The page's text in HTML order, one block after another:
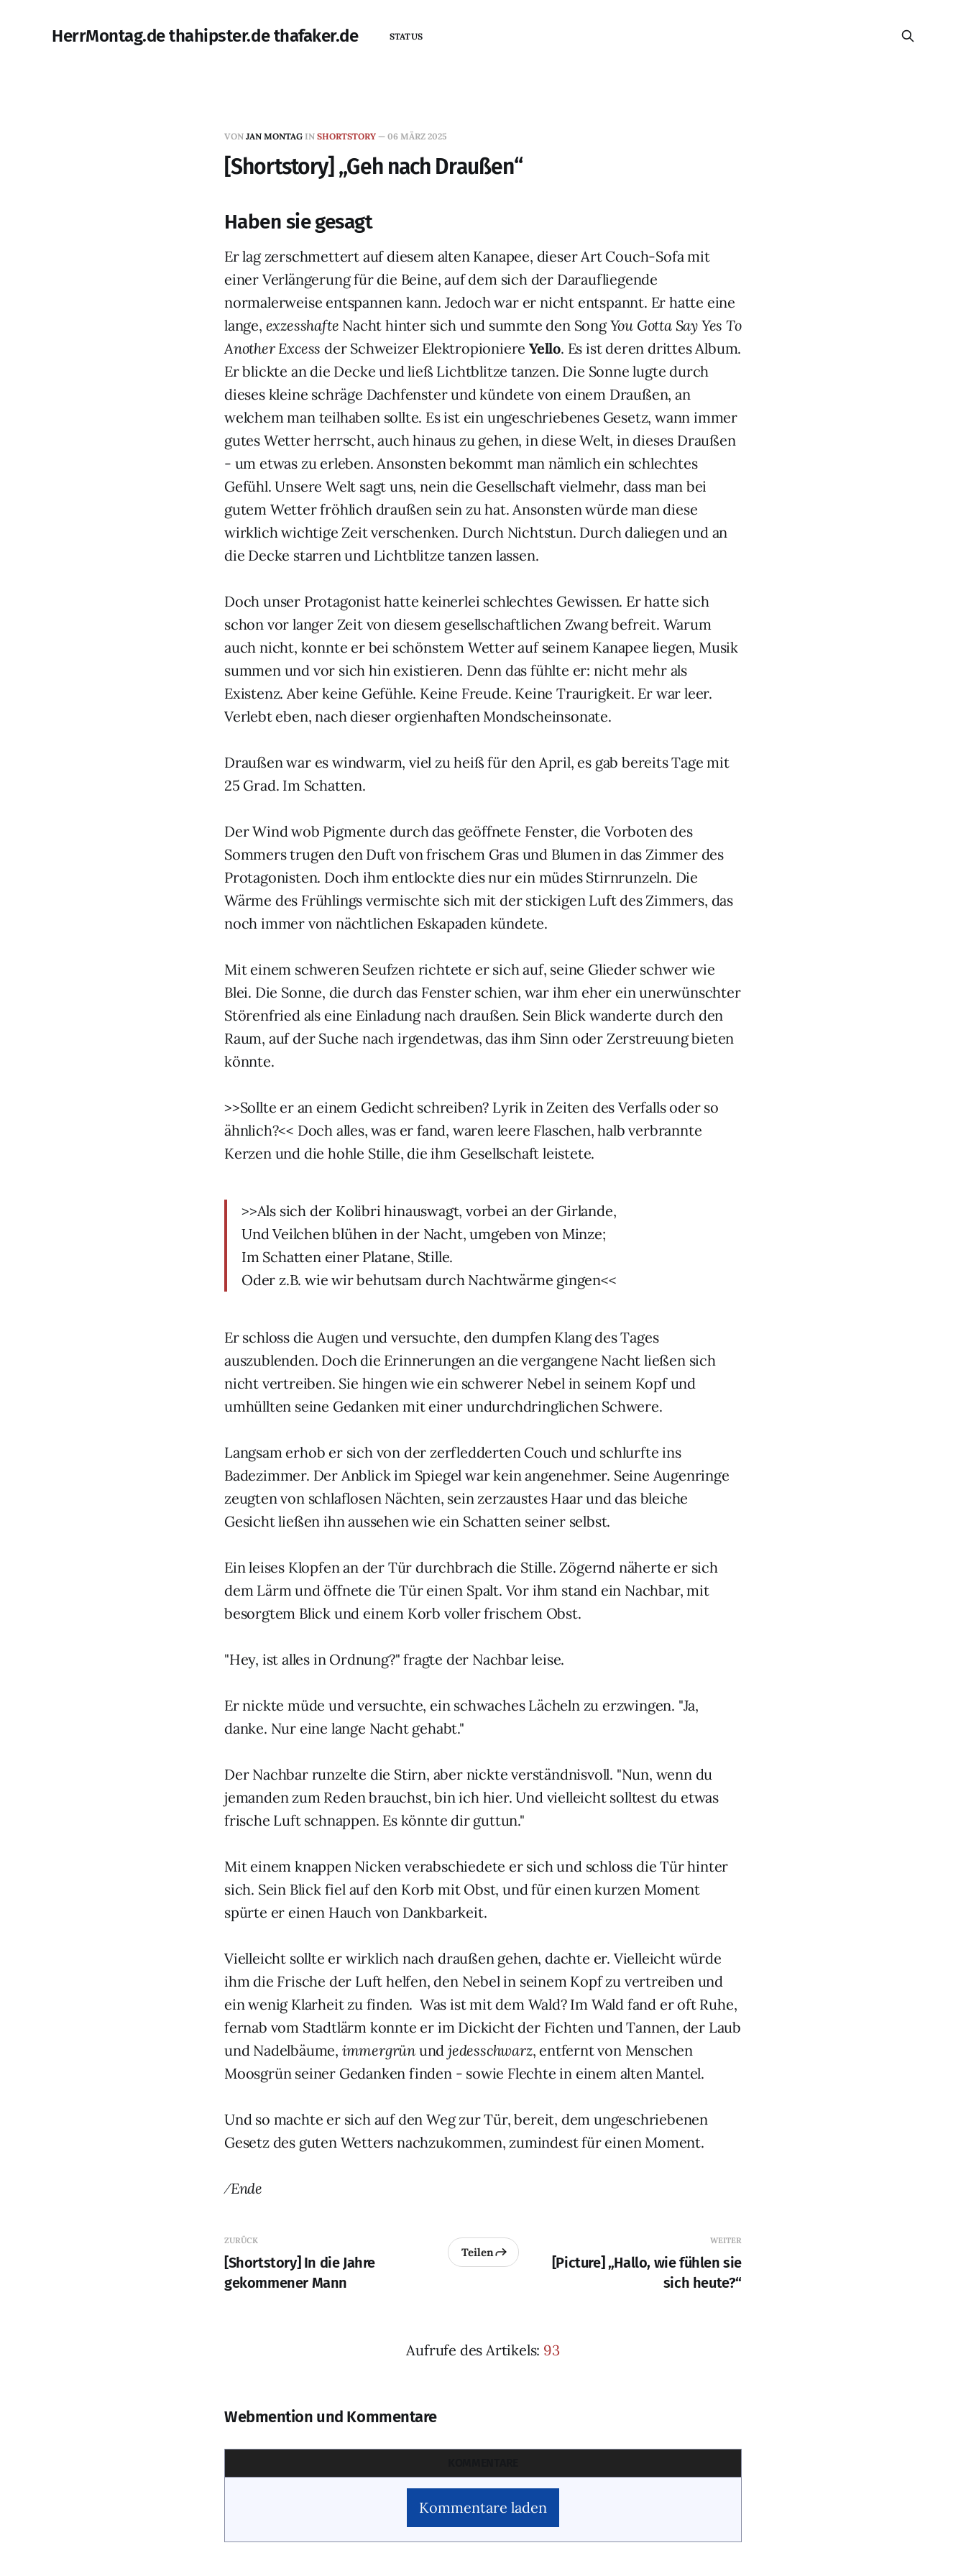
HerrMontag.de thahipster.de thafaker.de STATUS
VON JAN MONTAG IN SHORTSTORY — 06 MÄRZ 2025
[Shortstory] „Geh nach Draußen“
Haben sie gesagt
Er lag zerschmettert auf diesem alten Kanapee, dieser Art Couch-Sofa mit
einer Verlängerung für die Beine, auf dem sich der Daraufliegende
normalerweise entspannen kann. Jedoch war er nicht entspannt. Er hatte eine
lange, exzesshafte Nacht hinter sich und summte den SongYou Gotta Say Yes To
Another Excess der Schweizer ElektropioniereYello. Es ist deren drittes Album.
Er blickte an die Decke und ließ Lichtblitze tanzen. Die Sonne lugte durch
dieses kleine schräge Dachfenster und kündete von einem Draußen, an
welchem man teilhaben sollte. Es ist ein ungeschriebenes Gesetz, wann immer
gutes Wetter herrscht, auch hinaus zu gehen, in diese Welt, in dieses Draußen
- um etwas zu erleben. Ansonsten bekommt man nämlich ein schlechtes
Gefühl. Unsere Welt sagt uns, nein die Gesellschaft vielmehr, dass man bei
gutem Wetter fröhlich draußen sein zu hat. Ansonsten würde man diese
wirklich wichtige Zeit verschenken. Durch Nichtstun. Durch daliegen und an
die Decke starren und Lichtblitze tanzen lassen.
Doch unser Protagonist hatte keinerlei schlechtes Gewissen. Er hatte sich
schon vor langer Zeit von diesem gesellschaftlichen Zwang befreit. Warum
auch nicht, konnte er bei schönstem Wetter auf seinem Kanapee liegen, Musik
summen und vor sich hin existieren. Denn das fühlte er: nicht mehr als
Existenz. Aber keine Gefühle. Keine Freude. Keine Traurigkeit. Er war leer.
Verlebt eben, nach dieser orgienhaften Mondscheinsonate.
Draußen war es windwarm, viel zu heiß für den April, es gab bereits Tage mit
25 Grad. Im Schatten.
Der Wind wob Pigmente durch das geöffnete Fenster, die Vorboten des
Sommers trugen den Duft von frischem Gras und Blumen in das Zimmer des
Protagonisten. Doch ihm entlockte dies nur ein müdes Stirnrunzeln. Die
Wärme des Frühlings vermischte sich mit der stickigen Luft des Zimmers, das
noch immer von nächtlichen Eskapaden kündete.
Mit einem schweren Seufzen richtete er sich auf, seine Glieder schwer wie
Blei. Die Sonne, die durch das Fenster schien, war ihm eher ein unerwünschter
Störenfried als eine Einladung nach draußen. Sein Blick wanderte durch den
Raum, auf der Suche nach irgendetwas, das ihm Sinn oder Zerstreuung bieten
könnte.
>>Sollte er an einem Gedicht schreiben? Lyrik in Zeiten des Verfalls oder so
ähnlich?<< Doch alles, was er fand, waren leere Flaschen, halb verbrannte
Kerzen und die hohle Stille, die ihm Gesellschaft leistete.
>>Als sich der Kolibri hinauswagt, vorbei an der Girlande,
Und Veilchen blühen in der Nacht, umgeben von Minze;
Im Schatten einer Platane, Stille.
Oder z.B. wie wir behutsam durch Nachtwärme gingen<<
Er schloss die Augen und versuchte, den dumpfen Klang des Tages
auszublenden. Doch die Erinnerungen an die vergangene Nacht ließen sich
nicht vertreiben. Sie hingen wie ein schwerer Nebel in seinem Kopf und
umhüllten seine Gedanken mit einer undurchdringlichen Schwere.
Langsam erhob er sich von der zerfledderten Couch und schlurfte ins
Badezimmer. Der Anblick im Spiegel war kein angenehmer. Seine Augenringe
zeugten von schlaflosen Nächten, sein zerzaustes Haar und das bleiche
Gesicht ließen ihn aussehen wie ein Schatten seiner selbst.
Ein leises Klopfen an der Tür durchbrach die Stille. Zögernd näherte er sich
dem Lärm und öffnete die Tür einen Spalt. Vor ihm stand ein Nachbar, mit
besorgtem Blick und einem Korb voller frischem Obst.
"Hey, ist alles in Ordnung?" fragte der Nachbar leise.
Er nickte müde und versuchte, ein schwaches Lächeln zu erzwingen. "Ja,
danke. Nur eine lange Nacht gehabt."
Der Nachbar runzelte die Stirn, aber nickte verständnisvoll. "Nun, wenn du
jemanden zum Reden brauchst, bin ich hier. Und vielleicht solltest du etwas
frische Luft schnappen. Es könnte dir guttun."
Mit einem knappen Nicken verabschiedete er sich und schloss die Tür hinter
sich. Sein Blick fiel auf den Korb mit Obst, und für einen kurzen Moment
spürte er einen Hauch von Dankbarkeit.
Vielleicht sollte er wirklich nach draußen gehen, dachte er. Vielleicht würde
ihm die Frische der Luft helfen, den Nebel in seinem Kopf zu vertreiben und
ein wenig Klarheit zu finden. Was ist mit dem Wald? Im Wald fand er oft Ruhe,
fernab vom Stadtlärm konnte er im Dickicht der Fichten und Tannen, der Laub
und Nadelbäume, immergrün undjedesschwarz, entfernt von Menschen
Moosgrün seiner Gedanken finden - sowie Flechte in einem alten Mantel.
Und so machte er sich auf den Weg zur Tür, bereit, dem ungeschriebenen
Gesetz des guten Wetters nachzukommen, zumindest für einen Moment.
⁄Ende
ZURÜCK
[Shortstory] In die Jahre
gekommener Mann
Teilen
WEITER
[Picture] „Hallo, wie fühlen sie
sich heute?“
Aufrufe des Artikels: 93
Webmention und Kommentare
Kommentare laden